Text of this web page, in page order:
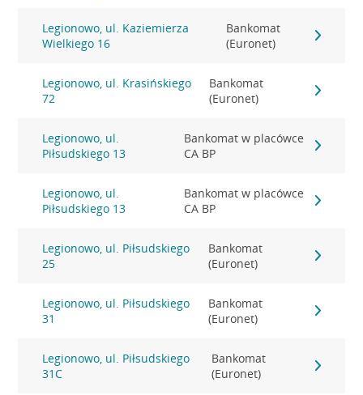
Legionowo, ul. Kaziemierza
Wielkiego 16
Bankomat
(Euronet)
Legionowo, ul. Krasińskiego
72
Bankomat
(Euronet)
Legionowo, ul.
Piłsudskiego 13
Bankomat w placówce
CA BP
Legionowo, ul.
Piłsudskiego 13
Bankomat w placówce
CA BP
Legionowo, ul. Piłsudskiego
25
Bankomat
(Euronet)
Legionowo, ul. Piłsudskiego
31
Bankomat
(Euronet)
Legionowo, ul. Piłsudskiego
31C
Bankomat
(Euronet)